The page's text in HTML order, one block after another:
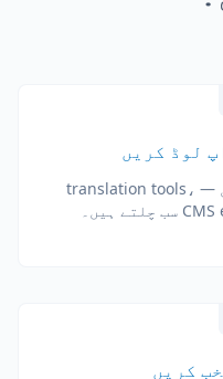
اپنی XLIFF فائل اپ لوڈ کریں — translation tools،
کریں